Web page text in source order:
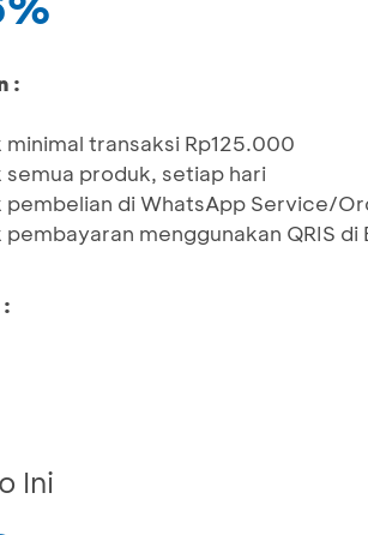
:
minimal transaksi Rp125.000
semua produk, setiap hari
pembelian di WhatsApp Service/
pembayaran menggunakan QRIS
Ini